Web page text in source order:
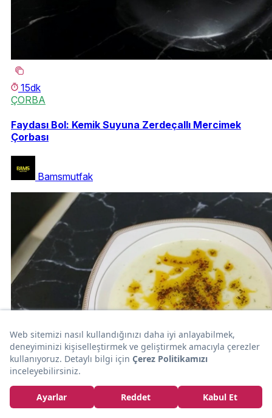
15dk
ÇORBA
Faydası Bol: Kemik Suyuna Zerdeçallı Mercimek
Çorbası
Bamsmutfak